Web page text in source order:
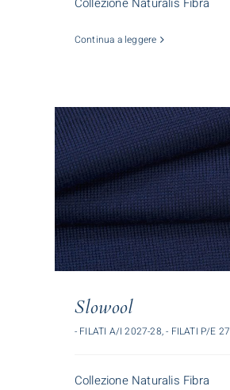
Continua a leggere
Slowool
- FILATI A/I 2027-28,- FILATI P/E 27
Collezione Naturalis Fibra